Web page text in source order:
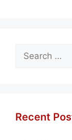
for:
Recent